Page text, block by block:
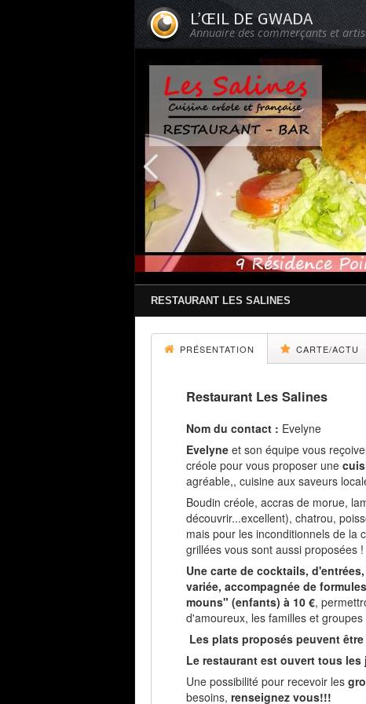
L’ŒIL DE GWADA
Annuaire des commerçants et
RESTAURANT LES SALINES
PRÉSENTATION CARTE/ACTU
Restaurant Les Salines
Nom du contact : Evelyne
Evelyne et son équipe vous
créole pour vous proposer une
agréable,, cuisine aux saveurs
Boudin créole, accras de morue,
découvrir...excellent), chatrou,
mais pour les inconditionnels de la
grillées vous sont aussi proposées !
Une carte de cocktails,
variée, accompagnée de
mouns" (enfants) à 10 €,
d'amoureux, les familles et
Les plats proposés peuvent
Le restaurant est ouvert tous
Une possibilité pour recevoir les
besoins, renseignez vous!!!